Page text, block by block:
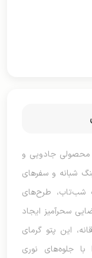
محصولی جادویی و
برای کمپینگ شبانه و سفرهای
شب‌تاب، طرح‌های
سحرآمیز ایجاد
این پتو گرمای
جلوه‌های نوری